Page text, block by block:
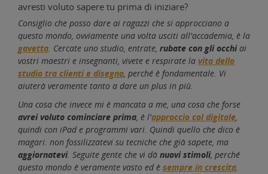
avresti voluto sapere tu prima di iniziare?
Consiglio che posso dare ai ragazzi che si approcciano a
questo mondo, ovviamente una volta usciti all'accademia, è la
gavetta. Cercate uno studio, entrate, rubate con gli occhiai
vostri maestri e insegnanti, vivete e respirate la vita dello
studio tra clienti e disegno, perché è fondamentale. Vi
aiuterà veramente tanto a dare un plus in più.
Una cosa che invece mi è mancata a me, una cosa che forse
avrei voluto cominciare prima, è l'approccio col digitale,
quindi con iPad e programmi vari. Quindi quello che dico è
magari: non fossilizzatevi su tecniche che già sapete, ma
aggiornatevi. Seguite gente che vi dà nuovi stimoli, perché
questo mondo è veramente vasto ed è sempre in crescita.